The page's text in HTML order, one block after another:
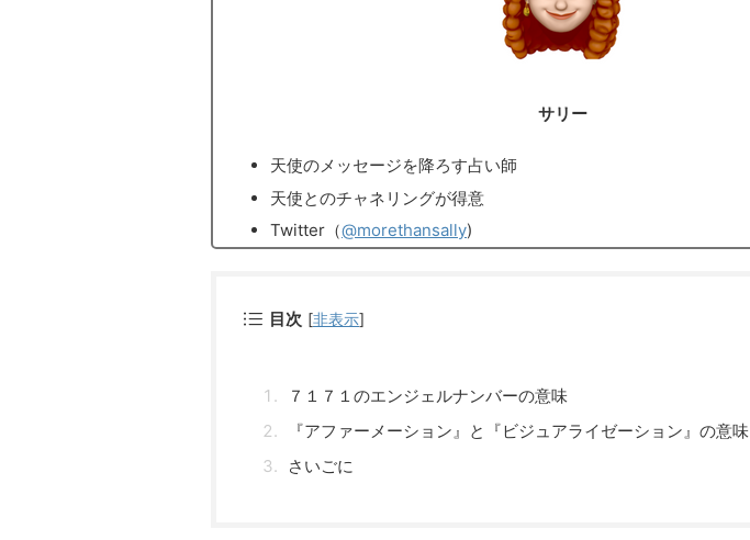
サリー
天使のメッセージを降ろす占い師
天使とのチャネリングが得意
Twitter（@morethansally)
目次 [非表示]
７１７１のエンジェルナンバーの意味
『アファーメーション』と『ビジュアライゼーション』の意味
さいごに